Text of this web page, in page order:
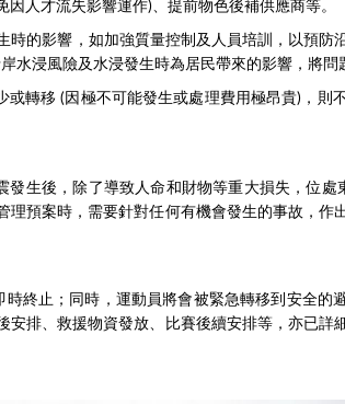
人才流失影響運作)、提前物色後補供應商等。
的影響，如加強質量控制及人員培訓，以預防
水浸風險及水浸發生時為居民帶來的影響，將問
轉移 (因極不可能發生或處理費用極昂貴)，則
生後，除了導致人命和財物等重大損失，位處
預案時，需要針對任何有機會發生的事故，作
終止；同時，運動員將會被緊急轉移到安全的
排、救援物資發放、比賽後續安排等，亦已詳